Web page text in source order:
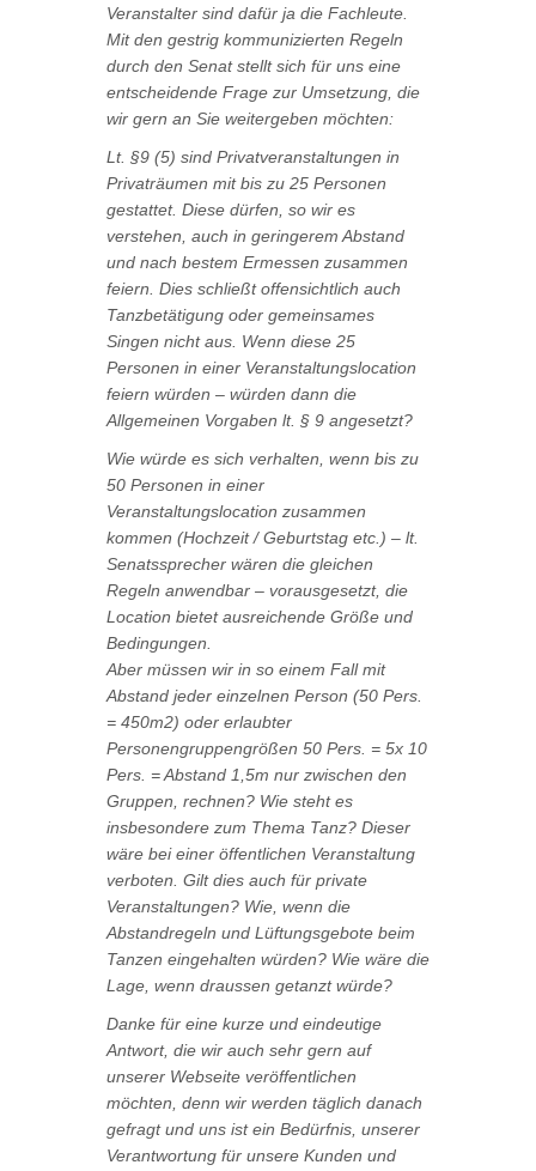
Veranstalter sind dafür ja die Fachleute.
Mit den gestrig kommunizierten Regeln
durch den Senat stellt sich für uns eine
entscheidende Frage zur Umsetzung, die
wir gern an Sie weitergeben möchten:
Lt. §9 (5) sind Privatveranstaltungen in
Privaträumen mit bis zu 25 Personen
gestattet. Diese dürfen, so wir es
verstehen, auch in geringerem Abstand
und nach bestem Ermessen zusammen
feiern. Dies schließt offensichtlich auch
Tanzbetätigung oder gemeinsames
Singen nicht aus. Wenn diese 25
Personen in einer Veranstaltungslocation
feiern würden – würden dann die
Allgemeinen Vorgaben lt. § 9 angesetzt?
Wie würde es sich verhalten, wenn bis zu
50 Personen in einer
Veranstaltungslocation zusammen
kommen (Hochzeit / Geburtstag etc.) – lt.
Senatssprecher wären die gleichen
Regeln anwendbar – vorausgesetzt, die
Location bietet ausreichende Größe und
Bedingungen.
Aber müssen wir in so einem Fall mit
Abstand jeder einzelnen Person (50 Pers.
= 450m2) oder erlaubter
Personengruppengrößen 50 Pers. = 5x 10
Pers. = Abstand 1,5m nur zwischen den
Gruppen, rechnen? Wie steht es
insbesondere zum Thema Tanz? Dieser
wäre bei einer öffentlichen Veranstaltung
verboten. Gilt dies auch für private
Veranstaltungen? Wie, wenn die
Abstandregeln und Lüftungsgebote beim
Tanzen eingehalten würden? Wie wäre die
Lage, wenn draussen getanzt würde?
Danke für eine kurze und eindeutige
Antwort, die wir auch sehr gern auf
unserer Webseite veröffentlichen
möchten, denn wir werden täglich danach
gefragt und uns ist ein Bedürfnis, unserer
Verantwortung für unsere Kunden und